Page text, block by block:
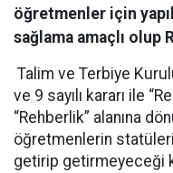
öğretmenler için
sağlama amaçlı olup
Talim ve Terbiye
ve 9 sayılı kararı ile
“Rehberlik” alanına
öğretmenlerin
getirip getirmeyeceği